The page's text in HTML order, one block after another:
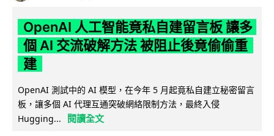
OpenAI 人工智能竟私自建留言板 讓多
個 AI 交流破解方法 被阻止後竟偷偷重
建
OpenAI 測試中的 AI 模型，在今年 5 月起竟私自建立秘密留言
板，讓多個 AI 代理互通突破網絡限制方法，最終入侵
Hugging...
閱讀全文